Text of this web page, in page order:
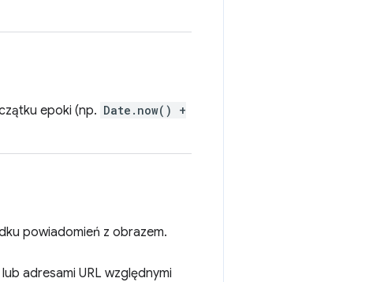
epoki (np. Date.now() +
powiadomień z obrazem.
adresami URL względnymi